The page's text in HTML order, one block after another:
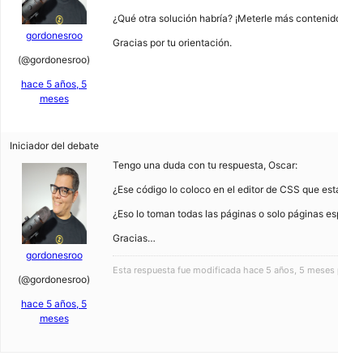
gordonesroo
(@gordonesroo)
hace 5 años, 5
meses
¿Qué otra solución habría? ¡Meterle más
Gracias por tu orientación.
Iniciador del debate
gordonesroo
(@gordonesroo)
hace 5 años, 5
meses
Tengo una duda con tu respuesta, Oscar:
¿Ese código lo coloco en el editor de CSS que
¿Eso lo toman todas las páginas o solo páginas
Gracias…
Esta respuesta fue modificada hace 5 años, 5 meses